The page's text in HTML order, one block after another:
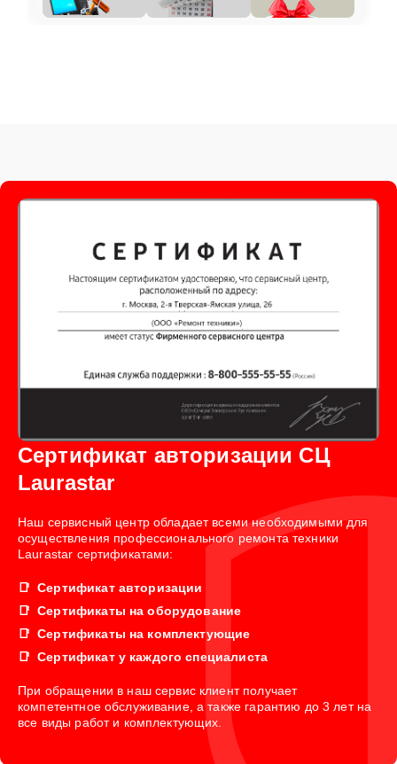
Сертификат авторизации СЦ
Laurastar
Наш сервисный центр обладает всеми необходимыми для
осуществления профессионального ремонта техники
Laurastar сертификатами:
Сертификат авторизации
Сертификаты на оборудование
Сертификаты на комплектующие
Сертификат у каждого специалиста
При обращении в наш сервис клиент получает
компетентное обслуживание, а также гарантию до 3 лет на
все виды работ и комплектующих.